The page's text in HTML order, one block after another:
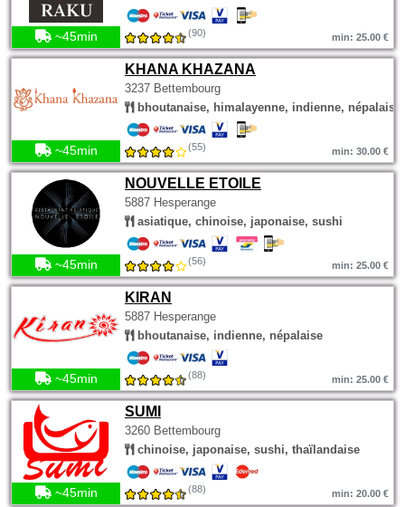
~45min (90) min: 25.00 €
KHANA KHAZANA
3237 Bettembourg
bhoutanaise, himalayenne, indienne, népalaise
~45min (55) min: 30.00 €
NOUVELLE ETOILE
5887 Hesperange
asiatique, chinoise, japonaise, sushi
~45min (56) min: 25.00 €
KIRAN
5887 Hesperange
bhoutanaise, indienne, népalaise
~45min (88) min: 25.00 €
SUMI
3260 Bettembourg
chinoise, japonaise, sushi, thaïlandaise
~45min (88) min: 20.00 €